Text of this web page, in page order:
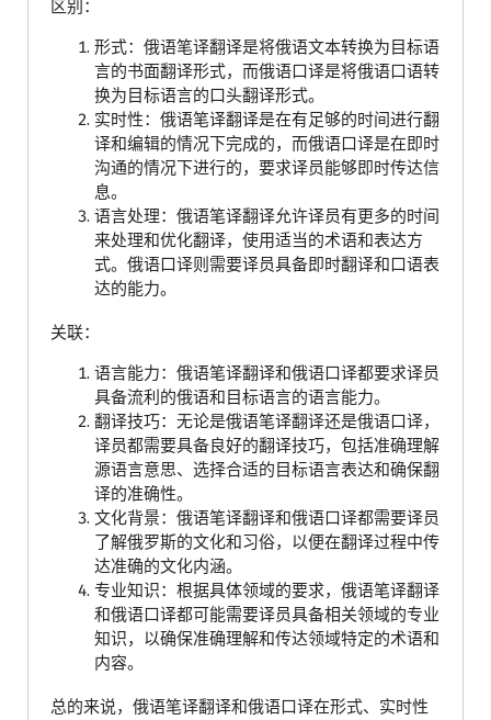
区别：
形式：俄语笔译翻译是将俄语文本转换为目标语
言的书面翻译形式，而俄语口译是将俄语口语转
换为目标语言的口头翻译形式。
实时性：俄语笔译翻译是在有足够的时间进行翻
译和编辑的情况下完成的，而俄语口译是在即时
沟通的情况下进行的，要求译员能够即时传达信
息。
语言处理：俄语笔译翻译允许译员有更多的时间
来处理和优化翻译，使用适当的术语和表达方
式。俄语口译则需要译员具备即时翻译和口语表
达的能力。
关联：
语言能力：俄语笔译翻译和俄语口译都要求译员
具备流利的俄语和目标语言的语言能力。
翻译技巧：无论是俄语笔译翻译还是俄语口译，
译员都需要具备良好的翻译技巧，包括准确理解
源语言意思、选择合适的目标语言表达和确保翻
译的准确性。
文化背景：俄语笔译翻译和俄语口译都需要译员
了解俄罗斯的文化和习俗，以便在翻译过程中传
达准确的文化内涵。
专业知识：根据具体领域的要求，俄语笔译翻译
和俄语口译都可能需要译员具备相关领域的专业
知识，以确保准确理解和传达领域特定的术语和
内容。
总的来说，俄语笔译翻译和俄语口译在形式、实时性